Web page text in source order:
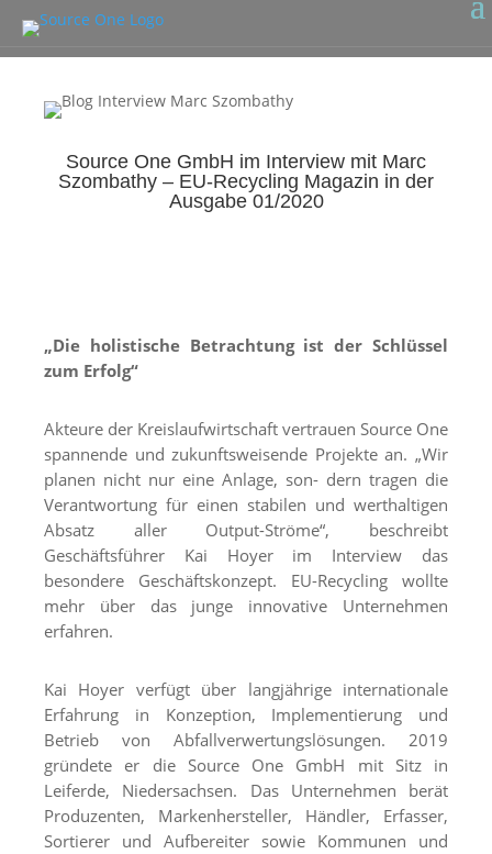
Source One GmbH im Interview mit Marc
Szombathy – EU-Recycling Magazin in der
Ausgabe 01/2020
„Die holistische Betrachtung ist der Schlüssel
zum Erfolg“
Akteure der Kreislaufwirtschaft vertrauen Source One
spannende und zukunftsweisende Projekte an. „Wir
planen nicht nur eine Anlage, son- dern tragen die
Verantwortung für einen stabilen und werthaltigen
Absatz aller Output-Ströme“, beschreibt
Geschäftsführer Kai Hoyer im Interview das
besondere Geschäftskonzept. EU-Recycling wollte
mehr über das junge innovative Unternehmen
erfahren.
Kai Hoyer verfügt über langjährige internationale
Erfahrung in Konzeption, Implementierung und
Betrieb von Abfallverwertungslösungen. 2019
gründete er die Source One GmbH mit Sitz in
Leiferde, Niedersachsen. Das Unternehmen berät
Produzenten, Markenhersteller, Händler, Erfasser,
Sortierer und Aufbereiter sowie Kommunen und